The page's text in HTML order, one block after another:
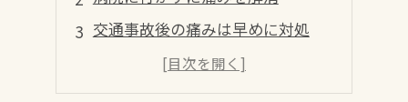
交通事故後の痛みは早めに対処
痛みに合わせた施術プラン
痛みに負けない！